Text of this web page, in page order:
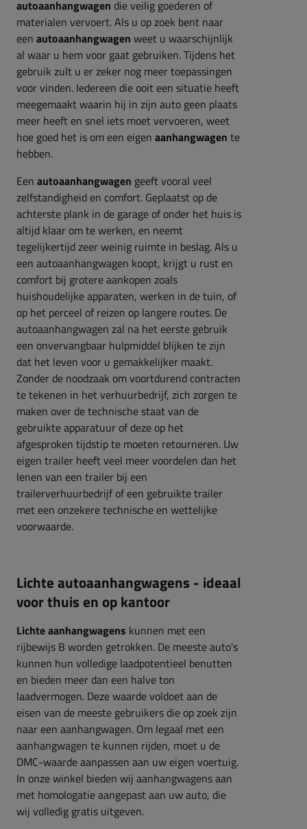
autoaanhangwagen die veilig goederen of
materialen vervoert. Als u op zoek bent naar
eenautoaanhangwagen weet u waarschijnlijk
al waar u hem voor gaat gebruiken. Tijdens het
gebruik zult u er zeker nog meer toepassingen
voor vinden. Iedereen die ooit een situatie heeft
meegemaakt waarin hij in zijn auto geen plaats
meer heeft en snel iets moet vervoeren, weet
hoe goed het is om een eigenaanhangwagen te
hebben.
Eenautoaanhangwagen geeft vooral veel
zelfstandigheid en comfort. Geplaatst op de
achterste plank in de garage of onder het huis is
altijd klaar om te werken, en neemt
tegelijkertijd zeer weinig ruimte in beslag. Als u
een autoaanhangwagen koopt, krijgt u rust en
comfort bij grotere aankopen zoals
huishoudelijke apparaten, werken in de tuin, of
op het perceel of reizen op langere routes. De
autoaanhangwagen zal na het eerste gebruik
een onvervangbaar hulpmiddel blijken te zijn
dat het leven voor u gemakkelijker maakt.
Zonder de noodzaak om voortdurend contracten
te tekenen in het verhuurbedrijf, zich zorgen te
maken over de technische staat van de
gebruikte apparatuur of deze op het
afgesproken tijdstip te moeten retourneren. Uw
eigen trailer heeft veel meer voordelen dan het
lenen van een trailer bij een
trailerverhuurbedrijf of een gebruikte trailer
met een onzekere technische en wettelijke
voorwaarde.
Lichte autoaanhangwagens - ideaal
voor thuis en op kantoor
Lichte aanhangwagens kunnen met een
rijbewijs B worden getrokken. De meeste auto's
kunnen hun volledige laadpotentieel benutten
en bieden meer dan een halve ton
laadvermogen. Deze waarde voldoet aan de
eisen van de meeste gebruikers die op zoek zijn
naar een aanhangwagen. Om legaal met een
aanhangwagen te kunnen rijden, moet u de
DMC-waarde aanpassen aan uw eigen voertuig.
In onze winkel bieden wij aanhangwagens aan
met homologatie aangepast aan uw auto, die
wij volledig gratis uitgeven.